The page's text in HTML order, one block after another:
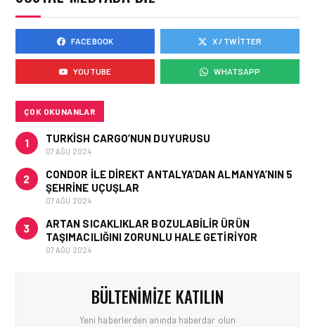
HAVAYOLU • 05 AĞU 2026
AJET’IN SABIHA
GÖKÇEN’DEKI PAZAR PAYI
ARTIŞI FINANSAL
FACEBOOK X / TWITTER
YOUTUBE WHATSAPP
ÇOK OKUNANLAR
1 TURKISH CARGO’NUN DUYURUSU
07 AĞU 2024
2
CONDOR ILE DIREKT ANTALYA’DAN ALMANYA’NIN 5
ŞEHRINE UÇUŞLAR
07 AĞU 2024
3
ARTAN SICAKLIKLAR BOZULABILIR ÜRÜN
TAŞIMACILIĞINI ZORUNLU HALE GETIRIYOR
07 AĞU 2024
BÜLTENIMIZE KATILIN
Yeni haberlerden anında haberdar olun